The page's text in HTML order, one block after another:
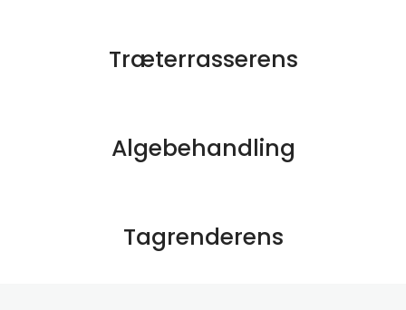
Træterrasserens
Algebehandling
Tagrenderens